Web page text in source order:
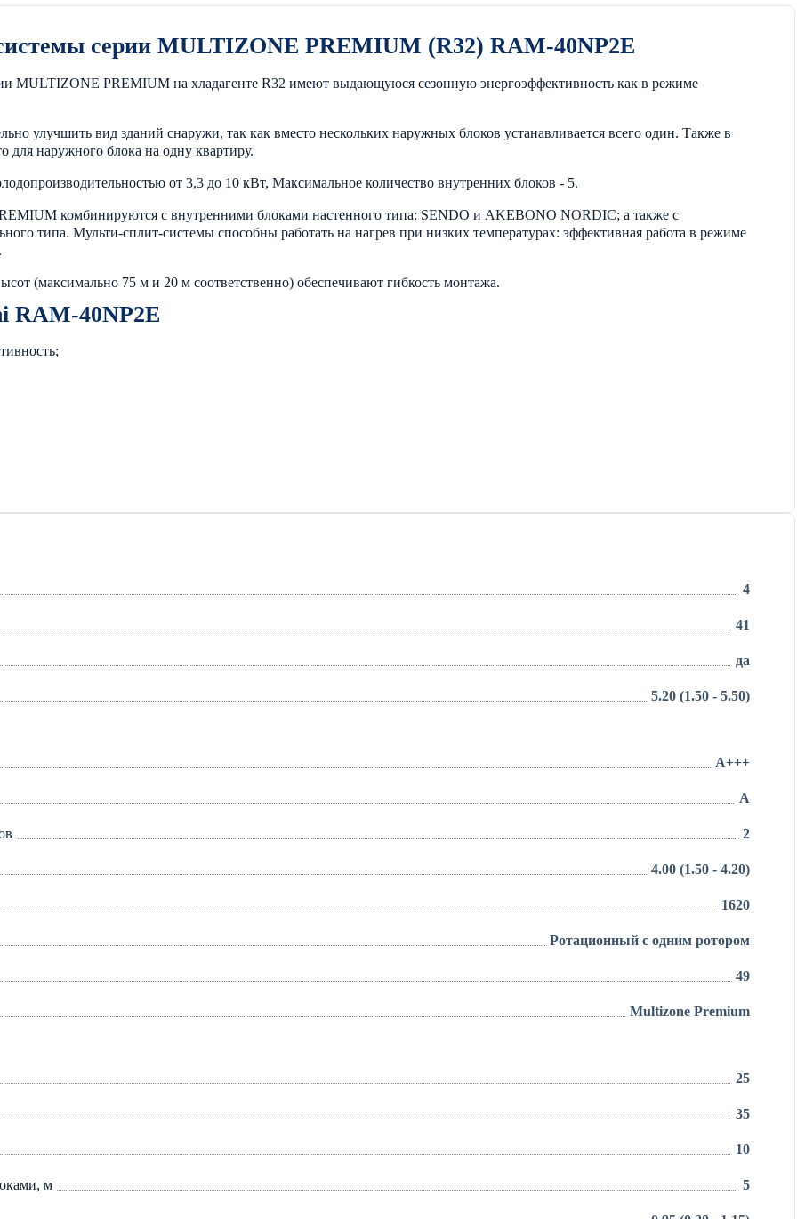
серии MULTIZONE PREMIUM (R32) RAM-40NP2E
MULTIZONE PREMIUM на хладагенте R32 имеют выдающуюся сезонную энергоэффективность как в режиме
улучшить вид зданий снаружи, так как вместо нескольких наружных блоков устанавливается всего один. Также в
для наружного блока на одну квартиру.
от 3,3 до 10 кВт, Максимальное количество внутренних блоков - 5.
комбинируются с внутренними блоками настенного типа: SENDO и AKEBONO NORDIC; а также с
типа. Мульти-сплит-системы способны работать на нагрев при низких температурах: эффективная работа в режиме
(максимально 75 м и 20 м соответственно) обеспечивают гибкость монтажа.
RAM-40NP2E
4
41
да
5.20 (1.50 - 5.50)
A+++
A
2
4.00 (1.50 - 4.20)
1620
Ротационный с одним ротором
49
Multizone Premium
25
35
10
м 5